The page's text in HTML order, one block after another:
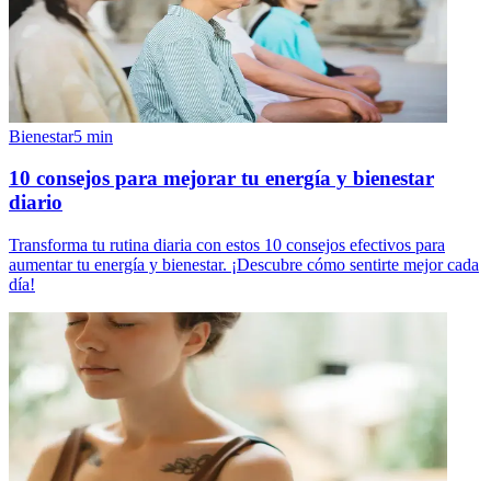
Bienestar5 min
10 consejos para mejorar tu energía y bienestar
diario
Transforma tu rutina diaria con estos 10 consejos efectivos para
aumentar tu energía y bienestar. ¡Descubre cómo sentirte mejor cada
día!